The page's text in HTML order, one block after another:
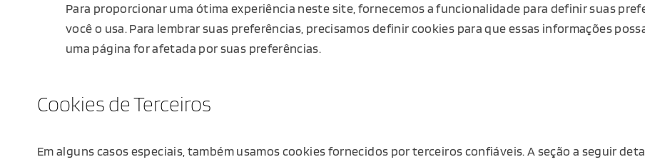
Para proporcionar uma ótima experiência neste site, fornecemos a funcionalidade para definir suas
você o usa. Para lembrar suas preferências, precisamos definir cookies para que essas informações
uma página for afetada por suas preferências.
Cookies de Terceiros
Em alguns casos especiais, também usamos cookies fornecidos por terceiros confiáveis. A seção a seguir